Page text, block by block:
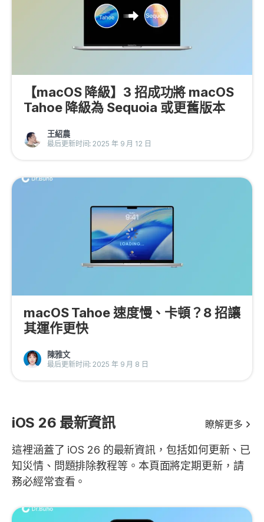
【macOS 降級】3 招成功將 macOS
Tahoe 降級為 Sequoia 或更舊版本
王紹農
最后更新时间: 2025 年 9 月 12 日
macOS Tahoe 速度慢、卡頓？8 招讓
其運作更快
陳雅文
最后更新时间: 2025 年 9 月 8 日
iOS 26 最新資訊 瞭解更多
這裡涵蓋了 iOS 26 的最新資訊，包括如何更新、已
知災情、問題排除教程等。本頁面將定期更新，請
務必經常查看。